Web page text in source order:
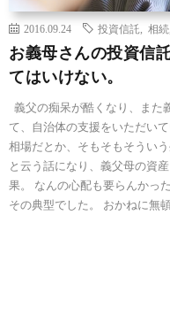
2016.09.24 投資信託 相続
お義母さんの投資信
てはいけない。
義父の痴呆が酷くなり、また
て、自治体の支援をいただい
相場だとか、そもそもそうい
と云う話になり、義父母の資
果。 なんの心配も要らんかっ
その典型でした。 おかねに無